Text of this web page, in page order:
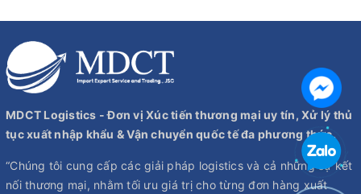
MDCT Logistics - Đơn vị Xúc tiến thương mại uy tín, Xử lý thủ
tục xuất nhập khẩu & Vận chuyển quốc tế đa phương thức.
“Chúng tôi cung cấp các giải pháp logistics và cả những sự kết
nối thương mại, nhằm tối ưu giá trị cho từng đơn hàng xuất